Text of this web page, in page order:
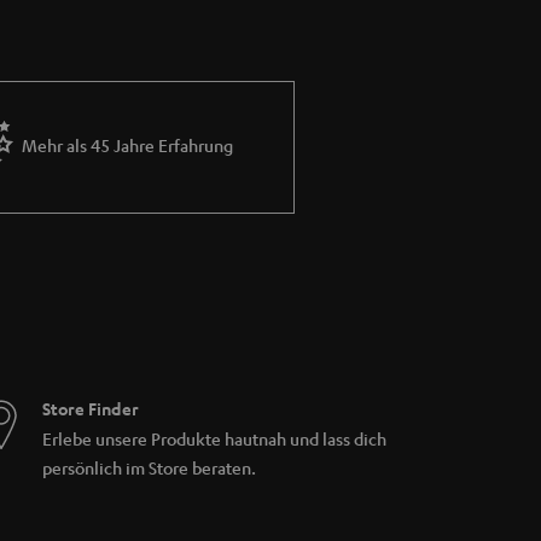
für DAB+ Wiedergabe und ein Bluetooth
Player erfüllen jeden Musikwunsch und
unsere ULTIMA 20 KOMBO 2, sowie der
über einen WLAN-Adapter und ermöglicht
Power Editionen im Angebot. Bei
Mehr als 45 Jahre Erfahrung
Store Finder
Erlebe unsere Produkte hautnah und lass dich
persönlich im Store beraten.